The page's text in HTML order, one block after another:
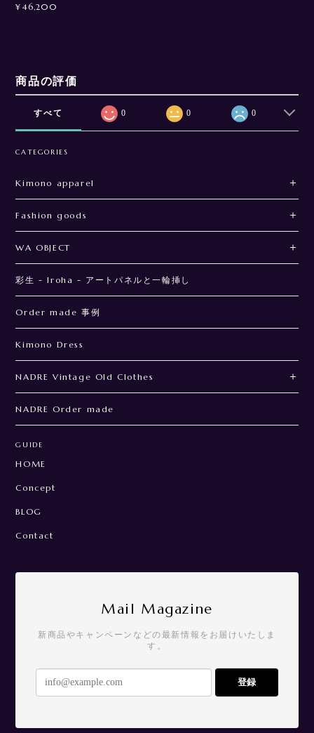
¥46,200
商品の評価
すべて 0 0 0
CATEGORIES
Kimono apparel
Fashion goods
WA OBJECT
彩生 - Iroha - アートパネルと一輪挿し
Order made 事例
Kimono Dress
NADRE Vintage Old Clothes
NADRE Order made
GUIDE
HOME
Concept
BLOG
Contact
Mail Magazine
新商品やキャンペーンなどの最新情報をお届けいたしま
す。
登録